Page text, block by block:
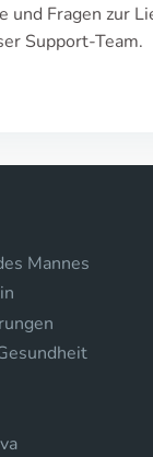
und Fragen zur
Support-Team.
Mannes